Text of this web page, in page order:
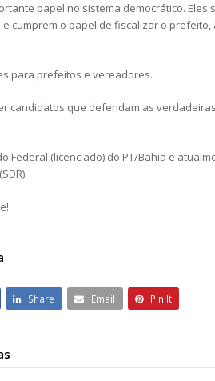
papel no sistema democrático.
cumprem o papel de fiscalizar o
para prefeitos e vereadores.
candidatos que defendam as
Federal (licenciado) do PT/Bahia e
Share Email Pin It